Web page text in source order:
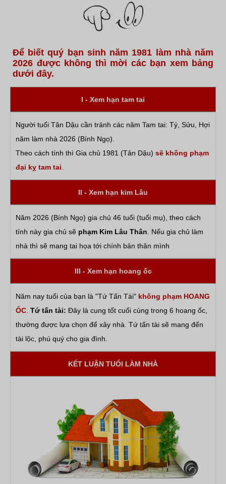
Để biết quý bạn sinh năm 1981 làm nhà năm
2026 được không thì mời các bạn xem bảng
dưới đây.
I - Xem hạn tam tai
Người tuổi Tân Dậu cần tránh các năm Tam tai: Tý, Sửu, Hợi
năm làm nhà 2026 (Bính Ngọ).
Theo cách tính thì Gia chủ 1981 (Tân Dậu) sẽ không phạm
đại kỵ tam tai
II - Xem hạn kim Lâu
Năm 2026 (Bính Ngọ) gia chủ 46 tuổi (tuổi mụ), theo cách
tính này gia chủ sẽ phạm Kim Lâu Thân . Nếu gia chủ làm
nhà thì sẽ mang tai họa tới chính bản thân mình
III - Xem hạn hoang ốc
Năm nay tuổi của bạn là "Tứ Tấn Tài" không phạm HOANG
ỐC Tứ tấn tài: Đây là cung tốt cuối cùng trong 6 hoang ốc,
thường được lựa chọn để xây nhà. Tứ tấn tài sẽ mang đến
tài lộc, phú quý cho gia đình.
KẾT LUẬN TUỔI LÀM NHÀ